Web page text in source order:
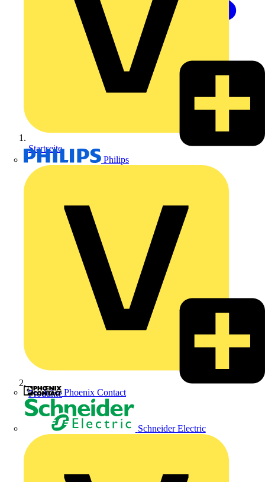
Philips
Phoenix Contact
Schneider Electric
Startseite
Produkte